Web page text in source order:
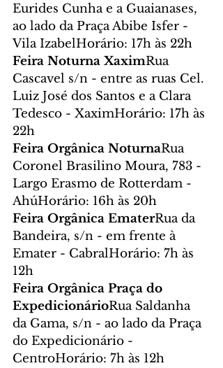
Eurides Cunha e a Guaianases,
ao lado da Praça Abibe Isfer -
Vila IzabelHorário: 17h às 22h
Feira Noturna XaximRua
Cascavel s/n - entre as ruas Cel.
Luiz José dos Santos e a Clara
Tedesco - XaximHorário: 17h às
22h
Feira Orgânica NoturnaRua
Coronel Brasilino Moura, 783 -
Largo Erasmo de Rotterdam -
AhúHorário: 16h às 20h
Feira Orgânica EmaterRua da
Bandeira, s/n - em frente à
Emater - CabralHorário: 7h às
12h
Feira Orgânica Praça do
ExpedicionárioRua Saldanha
da Gama, s/n - ao lado da Praça
do Expedicionário -
CentroHorário: 7h às 12h